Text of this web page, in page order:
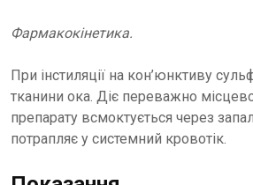
Фармакокінетика.
При інстиляції на кон’юнктиву
тканини ока. Діє переважно
препарату всмоктується через
потрапляє у системний кровотік.